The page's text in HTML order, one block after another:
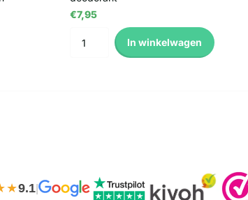
€7,95
In winkelwagen
9.1|